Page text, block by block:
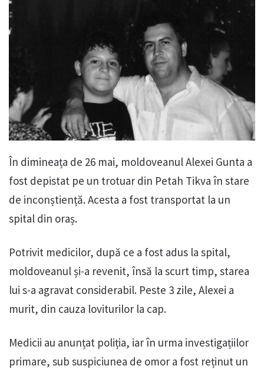
În dimineața de 26 mai, moldoveanul Alexei Gunta a
fost depistat pe un trotuar din Petah Tikva în stare
de inconștiență. Acesta a fost transportat la un
spital din oraș.
Potrivit medicilor, după ce a fost adus la spital,
moldoveanul și-a revenit, însă la scurt timp, starea
lui s-a agravat considerabil. Peste 3 zile, Alexei a
murit, din cauza loviturilor la cap.
Medicii au anunțat poliția, iar în urma investigațiilor
primare, sub suspiciunea de omor a fost reținut un